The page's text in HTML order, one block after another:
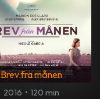
Brev fra månen
2016 • 120 min